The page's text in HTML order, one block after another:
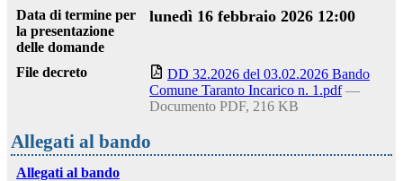
Data di termine per
la presentazione
delle domande
lunedì 16 febbraio 2026 12:00
File decreto
DD 32.2026 del 03.02.2026 Bando
Comune Taranto Incarico n. 1.pdf —
Documento PDF, 216 KB
Allegati al bando
Allegati al bando